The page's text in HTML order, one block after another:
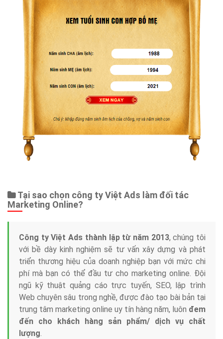
Tại sao chọn công ty Việt Ads làm đối tác
Marketing Online?
Công ty Việt Ads thành lập từ năm 2013, chúng tôi
với bề dày kinh nghiệm sẽ tư vấn xây dựng và phát
triển thương hiệu của doanh nghiệp bạn với mức chi
phí mà bạn có thể đầu tư cho marketing online. Đội
ngũ kỹ thuật quảng cáo trực tuyến, SEO, lập trình
Web chuyên sâu trong nghề, được đào tạo bài bản tại
trung tâm marketing online uy tín hàng năm, luôn đem
đến cho khách hàng sản phẩm/ dịch vụ chất
lượng.